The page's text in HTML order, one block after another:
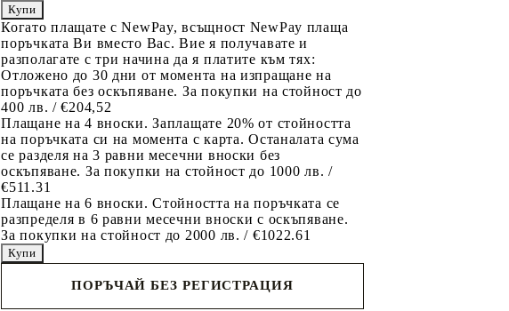
Когато плащате с NewPay, всъщност NewPay плаща
поръчката Ви вместо Вас. Вие я получавате и
разполагате с три начина да я платите към тях:
Отложено до 30 дни от момента на изпращане на
поръчката без оскъпяване. За покупки на стойност до
400 лв. / €204,52
Плащане на 4 вноски. Заплащате 20% от стойността
на поръчката си на момента с карта. Останалата сума
се разделя на 3 равни месечни вноски без
оскъпяване. За покупки на стойност до 1000 лв. /
€511.31
Плащане на 6 вноски. Стойността на поръчката се
разпределя в 6 равни месечни вноски с оскъпяване.
За покупки на стойност до 2000 лв. / €1022.61
ПОРЪЧАЙ БЕЗ РЕГИСТРАЦИЯ